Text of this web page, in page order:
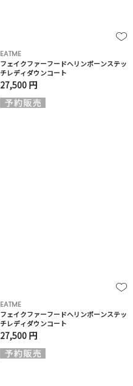
EATME
フェイクファーフードヘリンボーンステッ
チレディダウンコート
27,500 円
EATME
フェイクファーフードヘリンボーンステッ
チレディダウンコート
27,500 円